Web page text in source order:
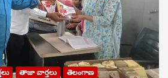
తాజా వార్తలు తెలంగాణ